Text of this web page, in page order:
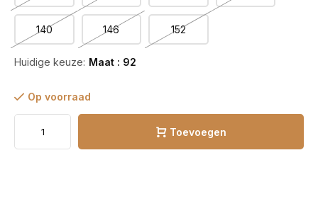
140 146 152
Huidige keuze: Maat : 92
Op voorraad
Toevoegen